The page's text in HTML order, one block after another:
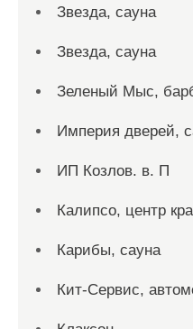
Звезда, сауна
Звезда, сауна
Зеленый Мыс,
Империя дверей,
ИП Козлов. в. П
Калипсо, центр
Карибы, сауна
Кит-Сервис,